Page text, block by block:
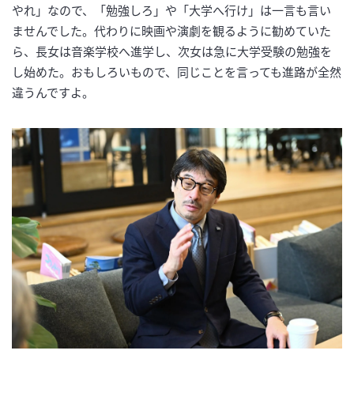
やれ」なので、「勉強しろ」や「大学へ行け」は一言も言い
ませんでした。代わりに映画や演劇を観るように勧めていた
ら、長女は音楽学校へ進学し、次女は急に大学受験の勉強を
し始めた。おもしろいもので、同じことを言っても進路が全然
違うんですよ。